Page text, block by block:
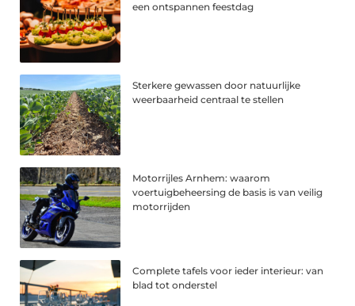
een ontspannen feestdag
Sterkere gewassen door natuurlijke
weerbaarheid centraal te stellen
Motorrijles Arnhem: waarom
voertuigbeheersing de basis is van veilig
motorrijden
Complete tafels voor ieder interieur: van
blad tot onderstel